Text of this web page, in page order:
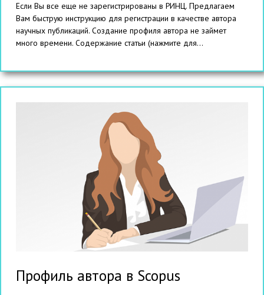
Если Вы все еще не зарегистрированы в РИНЦ. Предлагаем
Вам быструю инструкцию для регистрации в качестве автора
научных публикаций. Создание профиля автора не займет
много времени. Содержание статьи (нажмите для...
Профиль автора в Scopus